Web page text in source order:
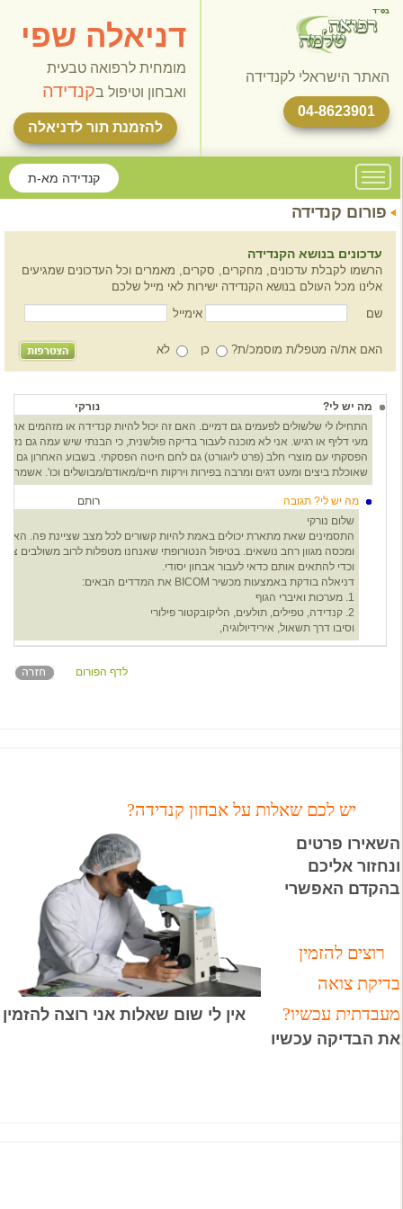
האתר הישראלי לקנדידה
04-8623901
דניאלה שפי
מומחית לרפואה טבעית
ואבחון וטיפול בקנדידה
להזמנת תור לדניאלה
קנדידה מא-ת
פורום קנדידה
עדכונים בנושא הקנדידה
הרשמו לקבלת עדכונים, מחקרים, סקרים, מאמרים וכל העדכונים שמגיעים
אלינו מכל העולם בנושא הקנדידה ישירות לאי מייל שלכם
שם
אימייל
האם את/ה מטפל/ת מוסמכ/ת? כן לא
מה יש לי? נורקי
מעי דליף או רגיש. אני לא מוכנה לעבור בדיקה פולשנית, כי הבנתי שיש עמה גם
הפסקתי עם מוצרי חלב (פרט ליוגורט) גם לחם חיטה הפסקתי. בשבוע האחרון גם
שאוכלת ביצים ומעט דגים ומרבה בפירות וירקות חיים/מאודם/מבושלים וכו'. אשמח
מה יש לי? תגובה רותם
שלום נורקי
התסמינים שאת מתארת יכולים באמת להיות קשורים לכל מצב שציינת פה.
ומכסה מגוון רחב נושאים. בטיפול הנטורופתי שאנחנו מטפלות לרוב משולבים
וכדי להתאים אותם כדאי לעבור אבחון יסודי.
דניאלה בודקת באמצעות מכשיר BICOM את המדדים הבאים:
1. מערכות ואיברי הגוף
2. קנדידה, טפילים, תולעים, הליקובקטור פילורי
וסיבו דרך תשאול, אירידיולוגיה,
לדף הפורום
יש לכם שאלות על אבחון קנדידה?
השאירו פרטים
ונחזור אליכם
בהקדם האפשרי
רוצים להזמין
בדיקת צואה
מעבדתית עכשיו?
אין לי שום שאלות אני רוצה להזמין
את הבדיקה עכשיו